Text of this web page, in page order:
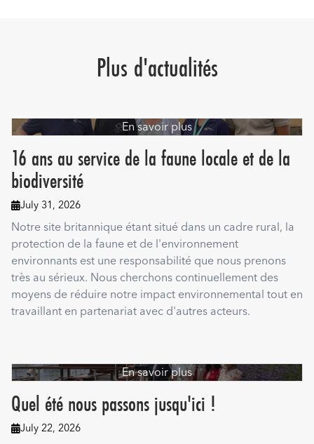
Plus d'actualités
En savoir plus
16 ans au service de la faune locale et de la
biodiversité
July 31, 2026
Notre site britannique étant situé dans un cadre rural, la
protection de la faune et de l'environnement
environnants est une responsabilité que nous prenons
très au sérieux. Nous cherchons continuellement des
moyens de réduire notre impact environnemental tout en
travaillant en partenariat avec d'autres acteurs.
En savoir plus
Quel été nous passons jusqu'ici !
July 22, 2026